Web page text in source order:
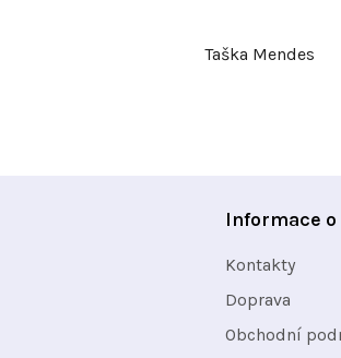
Taška Mendes
Informace
Kontakty
Doprava
Obchodní